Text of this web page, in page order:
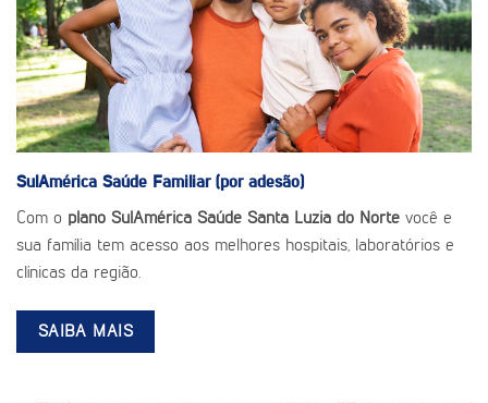
SulAmérica Saúde Familiar (por adesão)
Com o plano SulAmérica Saúde Santa Luzia do Norte você e
sua família tem acesso aos melhores hospitais, laboratórios e
clínicas da região.
SAIBA MAIS